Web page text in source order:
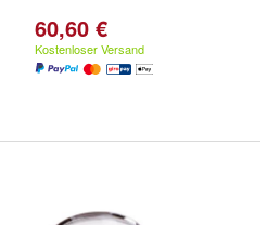
60,60 €
Kostenloser Versand